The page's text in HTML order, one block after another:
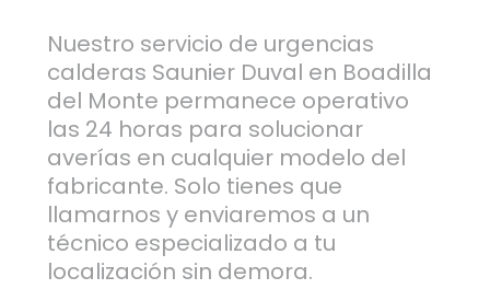
Nuestro servicio de urgencias
calderas Saunier Duval en Boadilla
del Monte permanece operativo
las 24 horas para solucionar
averías en cualquier modelo del
fabricante. Solo tienes que
llamarnos y enviaremos a un
técnico especializado a tu
localización sin demora.